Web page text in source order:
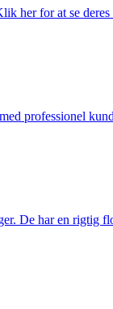
her for at se deres
professionel
De har en rigtig